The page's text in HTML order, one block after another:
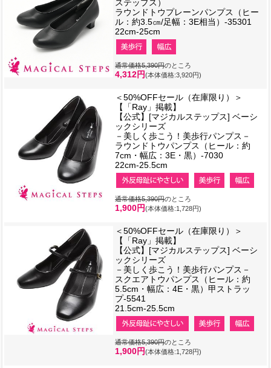
ステップス）
ラウンドトウプレーンパンプス（ヒー
ル：約3.5㎝/足幅：3E相当）-35301
22cm-25cm
通常価格5,390円のところ
4,312円(本体価格:3,920円)
＜50%OFFセール（在庫限り）＞
【「Ray」掲載】
【公式】[マジカルステップス] ベーシ
ックシリーズ
－美しく歩こう！美歩行パンプス－
ラウンドトウパンプス（ヒール：約
7cm・幅広：3E・黒）-7030
22cm-25.5cm
通常価格5,390円のところ
1,900円(本体価格:1,728円)
＜50%OFFセール（在庫限り）＞
【「Ray」掲載】
【公式】[マジカルステップス] ベーシ
ックシリーズ
－美しく歩こう！美歩行パンプス－
スクエアトウパンプス（ヒール：約
5.5cm・幅広：4E・黒）甲ストラッ
プ-5541
21.5cm-25.5cm
通常価格5,390円のところ
1,900円(本体価格:1,728円)